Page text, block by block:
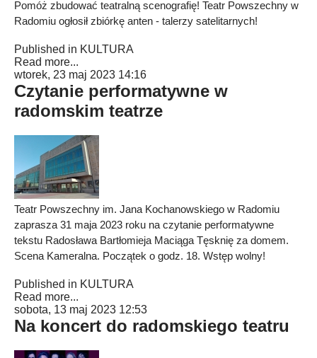
Pomóż zbudować teatralną scenografię! Teatr Powszechny w
Radomiu ogłosił zbiórkę anten - talerzy satelitarnych!
Published in KULTURA
Read more...
wtorek, 23 maj 2023 14:16
Czytanie performatywne w
radomskim teatrze
Teatr Powszechny im. Jana Kochanowskiego w Radomiu
zaprasza 31 maja 2023 roku na czytanie performatywne
tekstu Radosława Bartłomieja Maciąga Tęsknię za domem.
Scena Kameralna. Początek o godz. 18. Wstęp wolny!
Published in KULTURA
Read more...
sobota, 13 maj 2023 12:53
Na koncert do radomskiego teatru